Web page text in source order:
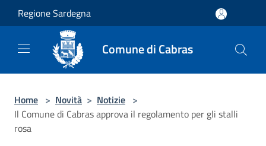
Salta al contenuto principale
Regione Sardegna
Comune di Cabras
Home > Novità > Notizie >
Il Comune di Cabras approva il regolamento per gli stalli
rosa